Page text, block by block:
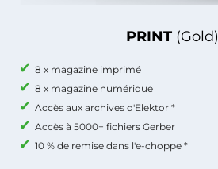
PRINT (Gold)
8 x magazine imprimé
8 x magazine numérique
Accès aux archives d'Elektor *
Accès à 5000+ fichiers Gerber
10 % de remise dans l'e-choppe *